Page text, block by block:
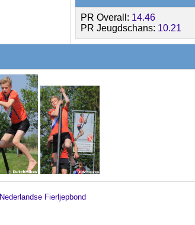
PR Overall: 14.46
PR Jeugdschans: 10.21
Nederlandse Fierljepbond